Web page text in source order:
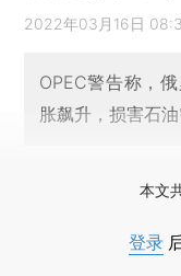
2022年03月16日
OPEC警告称，
胀飙升，损害石
本文
登录